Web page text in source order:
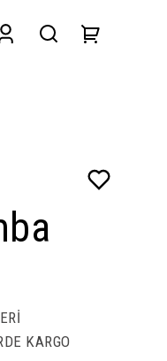
KARGO